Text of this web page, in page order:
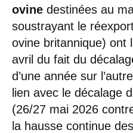
ovine destinées au
soustrayant le
ovine britannique) ont
avril du fait du
d’une année sur
lien avec le décalage
(26/27 mai 2026
la hausse continue